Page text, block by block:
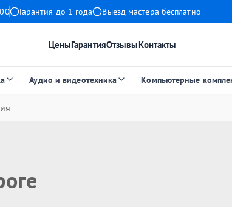
Гарантия до 1 года Выезд мастера бесплатно
ЦеныГарантияОтзывыКонтакты
Аудио и видеотехника Компьютерные